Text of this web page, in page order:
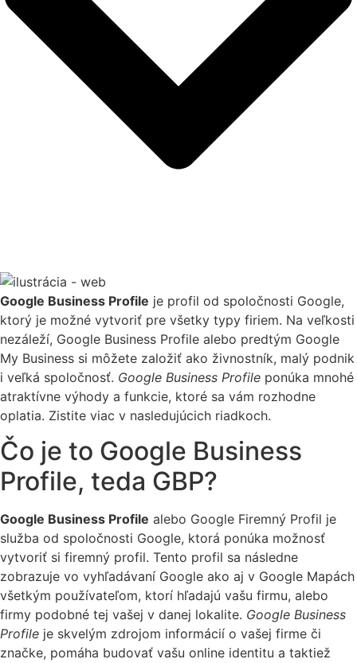
Google Business Profile je profil od spoločnosti Google,
ktorý je možné vytvoriť pre všetky typy firiem. Na veľkosti
nezáleží, Google Business Profile alebo predtým Google
My Business si môžete založiť ako živnostník, malý podnik
i veľká spoločnosť. Google Business Profile ponúka mnohé
atraktívne výhody a funkcie, ktoré sa vám rozhodne
oplatia. Zistite viac v nasledujúcich riadkoch.
Čo je to Google Business
Profile, teda GBP?
Google Business Profile alebo Google Firemný Profil je
služba od spoločnosti Google, ktorá ponúka možnosť
vytvoriť si firemný profil. Tento profil sa následne
zobrazuje vo vyhľadávaní Google ako aj v Google Mapách
všetkým používateľom, ktorí hľadajú vašu firmu, alebo
firmy podobné tej vašej v danej lokalite. Google Business
Profile je skvelým zdrojom informácií o vašej firme či
značke, pomáha budovať vašu online identitu a taktiež